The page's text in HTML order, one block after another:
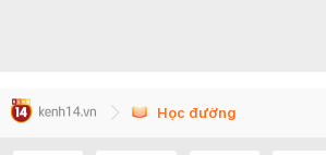
Học đường